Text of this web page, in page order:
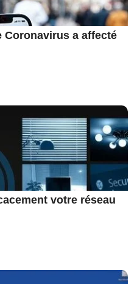
Coronavirus a affecté
votre réseau